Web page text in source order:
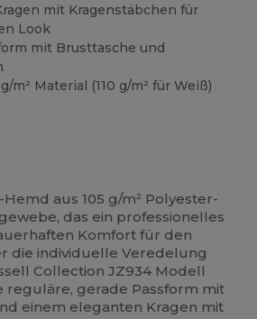
mit Kragenstäbchen für
Look
mit Brusttasche und
m² Material (110 g/m² für Weiß)
aus 105 g/m² Polyester-
das ein professionelles
Komfort für den
die individuelle Veredelung
Collection JZ934 Modell
reguläre, gerade Passform mit
einem eleganten Kragen mit